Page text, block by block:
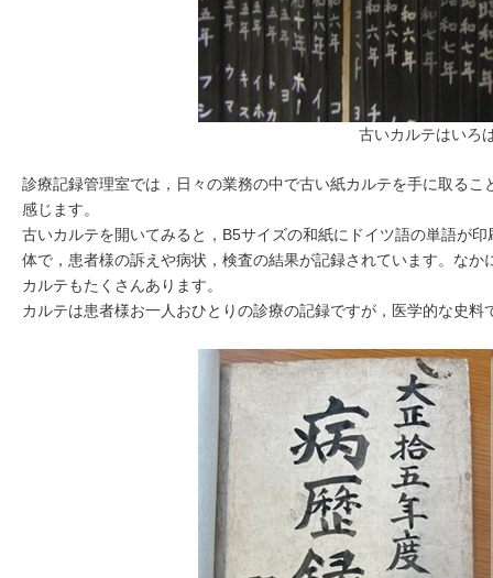
古いカルテはいろ
診療記録管理室では，日々の業務の中で古い紙カルテを手に取る
感じます。
古いカルテを開いてみると，B5サイズの和紙にドイツ語の単語が
体で，患者様の訴えや病状，検査の結果が記録されています。な
カルテもたくさんあります。
カルテは患者様お一人おひとりの診療の記録ですが，医学的な史